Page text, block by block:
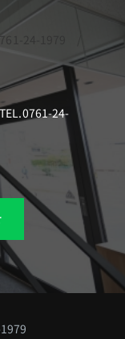
24-1979 /
TEL.0761-24-